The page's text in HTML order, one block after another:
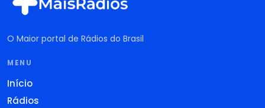
O Maior portal de Rádios do Brasil
MENU
Início
Rádios